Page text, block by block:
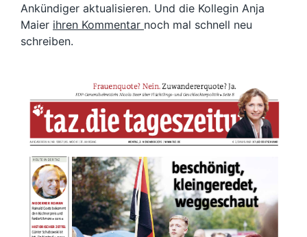
Ankündiger aktualisieren. Und die Kollegin Anja
Maier ihren Kommentar noch mal schnell neu
schreiben.